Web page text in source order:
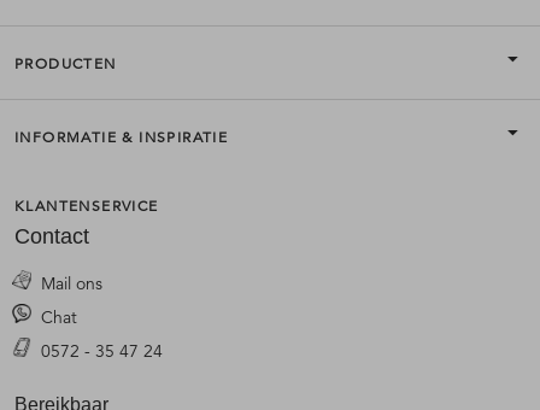
PRODUCTEN
INFORMATIE & INSPIRATIE
KLANTENSERVICE
Contact
Mail ons
Chat
0572 - 35 47 24
Bereikbaar